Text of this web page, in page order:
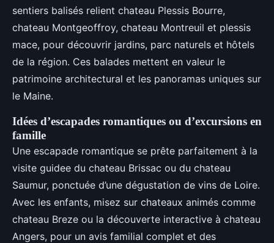
sentiers balisés relient chateau Plessis Bourre,
chateau Montgeoffroy, chateau Montreuil et plessis
mace, pour découvrir jardins, parc naturels et hôtels
de la région. Ces balades mettent en valeur le
patrimoine architectural et les panoramas uniques sur
le Maine.
Idées d’escapades romantiques ou d’excursions en
famille
Une escapade romantique se prête parfaitement à la
visite guidee du chateau Brissac ou du chateau
Saumur, ponctuée d’une dégustation de vins de Loire.
Avec les enfants, misez sur chateaux animés comme
chateau Breze ou la découverte interactive à chateau
Angers, pour un avis familial complet et des